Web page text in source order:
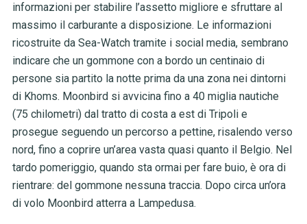
informazioni per stabilire l’assetto migliore e sfruttare al
massimo il carburante a disposizione. Le informazioni
ricostruite da Sea-Watch tramite i social media, sembrano
indicare che un gommone con a bordo un centinaio di
persone sia partito la notte prima da una zona nei dintorni
di Khoms. Moonbird si avvicina fino a 40 miglia nautiche
(75 chilometri) dal tratto di costa a est di Tripoli e
prosegue seguendo un percorso a pettine, risalendo verso
nord, fino a coprire un’area vasta quasi quanto il Belgio. Nel
tardo pomeriggio, quando sta ormai per fare buio, è ora di
rientrare: del gommone nessuna traccia. Dopo circa un’ora
di volo Moonbird atterra a Lampedusa.